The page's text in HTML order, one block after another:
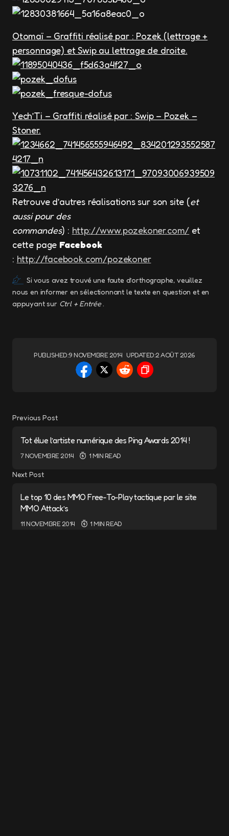
Otomaï – Graffiti réalisé par : Pozek (lettrage +
personnage) et Swip au lettrage de droite.
Yech’Ti – Graffiti réalisé par :Swip – Pozek –
Stoner.
Retrouve d’autres réalisations sur son site (et
aussi pour des
commandes) : http://www.pozekoner.com/ et
cette page Facebook
: http://facebook.com/pozekoner
Si vous avez trouvé une faute d’orthographe, veuillez
nous en informer en sélectionnant le texte en question et en
appuyant sur Ctrl + Entrée.
PUBLISHED:9 NOVEMBRE 2014 UPDATED:2 AOÛT 2026
Previous Post
Tot élue l’artiste numérique des Ping Awards 2014 !
7 NOVEMBRE 2014 1 MIN READ
Next Post
Le top 10 des MMO Free-To-Play tactique par le site
MMO Attack’s
11 NOVEMBRE 2014 1 MIN READ